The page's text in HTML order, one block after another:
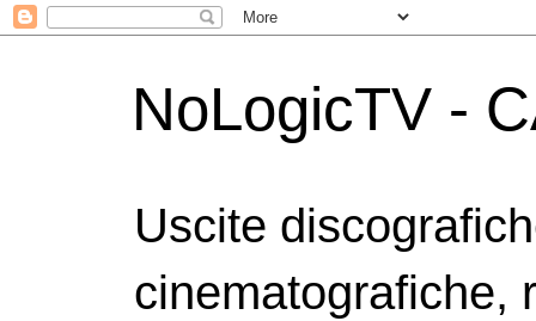
NoLogicTV -
Uscite
cinematografiche,